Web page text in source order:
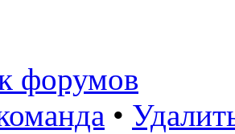
форумов
•